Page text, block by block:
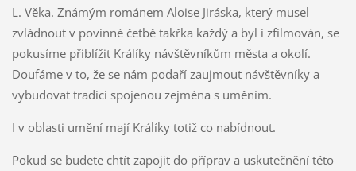
L. Věka. Známým románem Aloise Jiráska, který musel
zvládnout v povinné četbě takřka každý a byl i zfilmován, se
pokusíme přiblížit Králíky návštěvníkům města a okolí.
Doufáme v to, že se nám podaří zaujmout návštěvníky a
vybudovat tradici spojenou zejména s uměním.
I v oblasti umění mají Králíky totiž co nabídnout.
Pokud se budete chtít zapojit do příprav a uskutečnění této